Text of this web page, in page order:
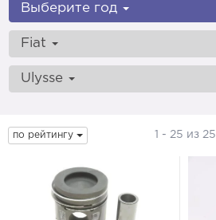
Выберите год
Fiat
Ulysse
по рейтингу 1 - 25 из 25